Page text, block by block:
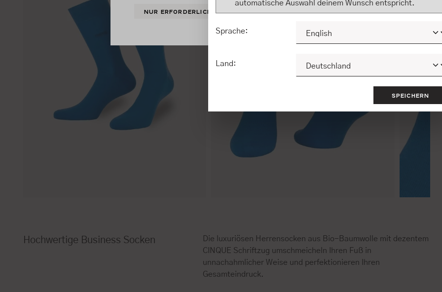
Hochwertige Business Socken
Die luxuriösen Herrensocken aus Bio-Baumwolle mit dezentem
CINQUE Schriftzug umschmeicheln Ihren Fuß in
unnachahmlicher Weise und perfektionieren Ihren
Gesamteindruck.
NUR ERFORDERLICHE KONFIGURIEREN ALLE COOKIES
automatische Auswahl deinem Wunsch entspricht.
Sprache:
Land:
SPEICHERN